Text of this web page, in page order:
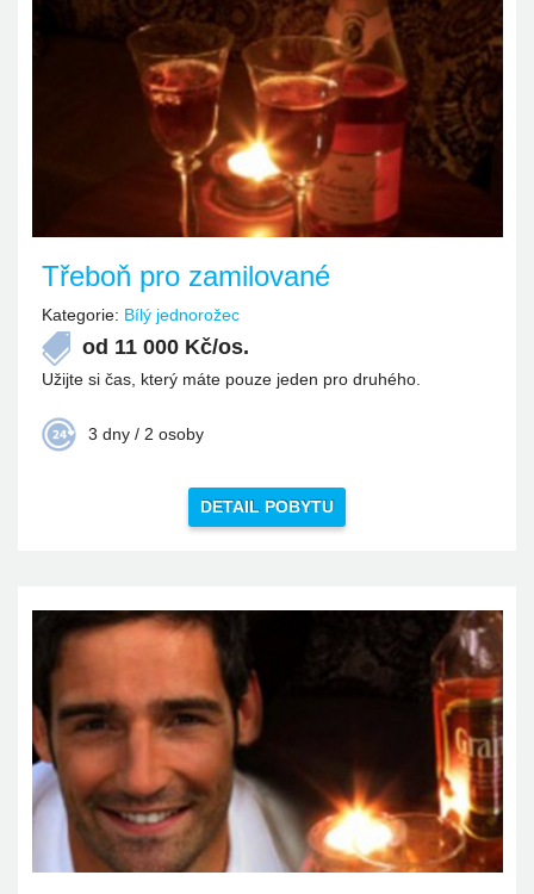
Třeboň pro zamilované
Kategorie: Bílý jednorožec
od 11 000 Kč/os.
Užijte si čas, který máte pouze jeden pro druhého.
3 dny / 2 osoby
DETAIL POBYTU